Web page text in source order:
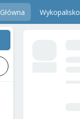
Główna Wykopalisko